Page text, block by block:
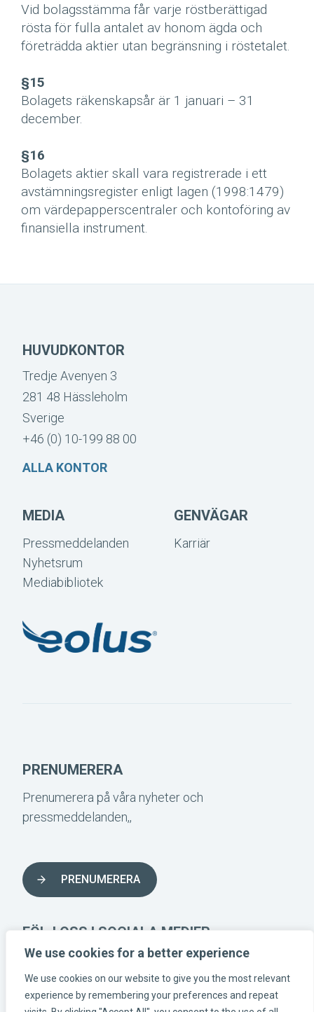
We use cookies for a better experience
We use cookies on our website to give you the most relevant
experience by remembering your preferences and repeat
Vid bolagsstämma får varje röstberättigad
rösta för fulla antalet av honom ägda och
företrädda aktier utan begränsning i röstetalet.
§15
Bolagets räkenskapsår är 1 januari – 31
december.
§16
Bolagets aktier skall vara registrerade i ett
avstämningsregister enligt lagen (1998:1479)
om värdepapperscentraler och kontoföring av
finansiella instrument.
HUVUDKONTOR
Tredje Avenyen 3
281 48 Hässleholm
Sverige
+46 (0) 10-199 88 00
ALLA KONTOR
MEDIA
Pressmeddelanden
Nyhetsrum
Mediabibliotek
GENVÄGAR
Karriär
PRENUMERERA
Prenumerera på våra nyheter och
pressmeddelanden,,
PRENUMERERA
FÖLJ OSS I SOCIALA MEDIER
INSTAGRAM-LÄNK
LINKEDIN-LÄNK
FACEBOOK-LÄNK